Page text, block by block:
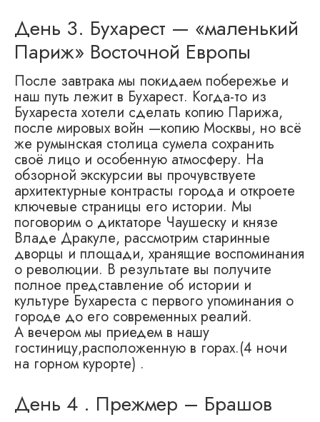
День 3. Бухарест — «маленький
Париж» Восточной Европы
После завтрака мы покидаем побережье и
наш путь лежит в Бухарест. Когда-то из
Бухареста хотели сделать копию Парижа,
после мировых войн —копию Москвы, но всё
же румынская столица сумела сохранить
своё лицо и особенную атмосферу. На
обзорной экскурсии вы прочувствуете
архитектурные контрасты города и откроете
ключевые страницы его истории. Мы
поговорим о диктаторе Чаушеску и князе
Владе Дракуле, рассмотрим старинные
дворцы и площади, хранящие воспоминания
о революции. В результате вы получите
полное представление об истории и
культуре Бухареста с первого упоминания о
городе до его современных реалий.
А вечером мы приедем в нашу
гостиницу,расположенную в горах.(4 ночи
на горном курорте) .
День 4 . Прежмер – Брашов